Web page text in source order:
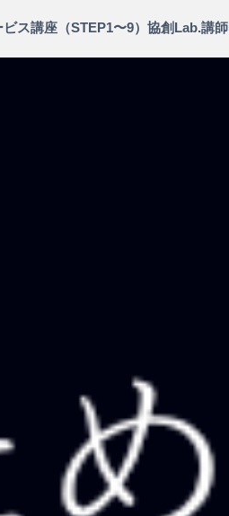
ビス講座（STEP1〜9） 協創Lab.講師